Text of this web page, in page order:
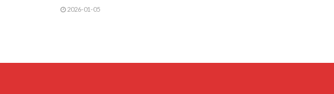
2026-01-05